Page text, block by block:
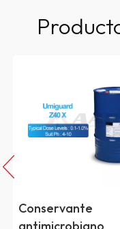
Conservante
antimicrobiano